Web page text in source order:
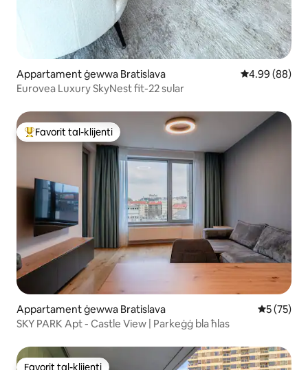
Appartament ġewwa Bratislava Rating medju
4.99 (88)
Eurovea Luxury SkyNest fit-22 sular
Wieħed mill-aqwa favoriti tal-klijenti
Favorit tal-klijenti
Appartament ġewwa Bratislava Rating
5 (75)
SKY PARK Apt - Castle View | Parkeġġ bla ħlas
Favorit tal-klijenti